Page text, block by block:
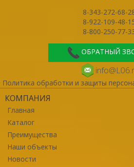
8-343-272-68-
8-922-109-48-
8-800-250-77-
ОБРАТНЫЙ
Политика обработки и защиты
КОМПАНИЯ
Главная
Каталог
Преимущества
Наши объекты
Новости